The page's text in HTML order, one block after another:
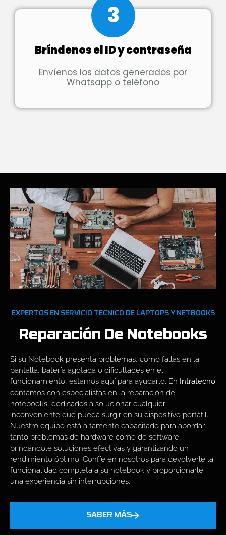
Bríndenos el ID y contraseña
Envíenos los datos generados por
Whatsapp o teléfono
3
EXPERTOS EN SERVICIO TECNICO DE LAPTOPS Y NETBOOKS
Reparación De Notebooks
Si su Notebook presenta problemas, como fallas en la
pantalla, batería agotada o dificultades en el
funcionamiento, estamos aquí para ayudarlo. En Intratecno
contamos con especialistas en la reparación de
notebooks, dedicados a solucionar cualquier
inconveniente que pueda surgir en su dispositivo portátil.
Nuestro equipo está altamente capacitado para abordar
tanto problemas de hardware como de software,
brindándole soluciones efectivas y garantizando un
rendimiento óptimo. Confíe en nosotros para devolverle la
funcionalidad completa a su notebook y proporcionarle
una experiencia sin interrupciones.
SABER MÁS